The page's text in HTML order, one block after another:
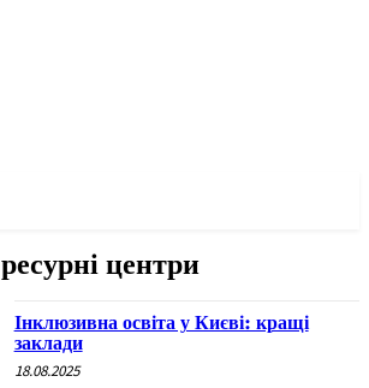
ресурні центри
Інклюзивна освіта у Києві: кращі
заклади
18.08.2025